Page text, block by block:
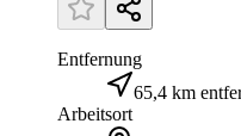
Entfernung
65,4 km
Arbeitsort